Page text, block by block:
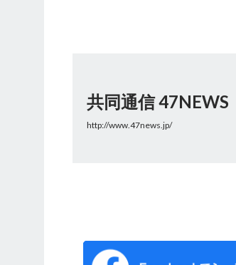
共同通信 47NEWS
http://www.47news.jp/